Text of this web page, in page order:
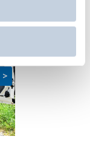
>